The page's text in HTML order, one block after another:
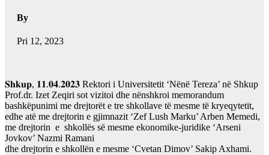
By
Pri 12, 2023
𝐒𝐡𝐤𝐮𝐩, 𝟏𝟏.𝟎𝟒.𝟐𝟎𝟐𝟑 Rektori i Universitetit ‘Nënë Tereza’ në Shkup
Prof.dr. Izet Zeqiri sot vizitoi dhe nënshkroi memorandum
bashkëpunimi me drejtorët e tre shkollave të mesme të kryeqytetit,
edhe atë me drejtorin e gjimnazit ‘Zef Lush Marku’ Arben Memedi,
me drejtorin e shkollës së mesme ekonomike-juridike ‘Arseni
Jovkov’ Nazmi Ramani
dhe drejtorin e shkollën e mesme ‘Cvetan Dimov’ Sakip Axhami.